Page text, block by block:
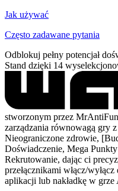
Jak używać
Często zadawane pytania
Odblokuj pełny potencjał
Stand dzięki 14
stworzonym przez
zarządzania równowagą gry
Nieograniczone zdrowie,
Doświadczenie, Mega
Rekrutowanie, dając ci
przełącznikami włącz/
aplikacji lub nakładkę w grze